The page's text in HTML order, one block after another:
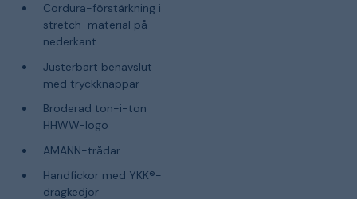
Cordura-förstärkning i
stretch-material på
nederkant
Justerbart benavslut
med tryckknappar
Broderad ton-i-ton
HHWW-logo
AMANN-trådar
Handfickor med YKK®-
dragkedjor